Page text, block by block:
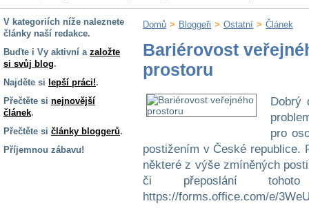
V kategoriích níže naleznete
články naší redakce.
Buďte i Vy aktivní a založte
si svůj blog.
Najděte si lepší práci!.
Přečtěte si nejnovější
článek.
Přečtěte si články bloggerů.
Příjemnou zábavu!
Domů > Bloggeři > Ostatní > Článek
Bariérovost
prostoru
Dobrý
pro
postižením v České republice.
některé z výše zmíněných
či přeposlání
https://forms.office.com/e/